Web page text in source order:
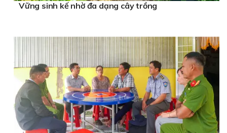
Vững sinh kế nhờ đa dạng cây trồng